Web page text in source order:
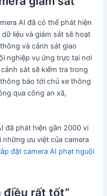
AI đã có thể phát hiện
liệu và giám sát sẽ hoạt
và cảnh sát giao
nghiệp vụ ứng trực tại nơi
sát sẽ kiểm tra trong
báo tới chủ xe thông
qua công an xã,
đã phát hiện gần 2000 vi
ưu việt của camera
đặt camera AI phạt nguội
điều rất tốt”